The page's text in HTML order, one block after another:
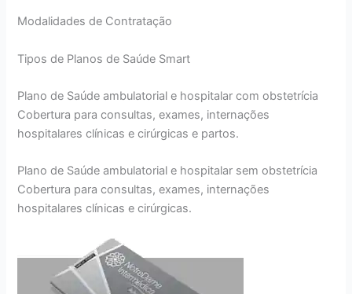
Modalidades de Contratação
Tipos de Planos de Saúde Smart
Plano de Saúde ambulatorial e hospitalar com obstetrícia
Cobertura para consultas, exames, internações
hospitalares clínicas e cirúrgicas e partos.
Plano de Saúde ambulatorial e hospitalar sem obstetrícia
Cobertura para consultas, exames, internações
hospitalares clínicas e cirúrgicas.